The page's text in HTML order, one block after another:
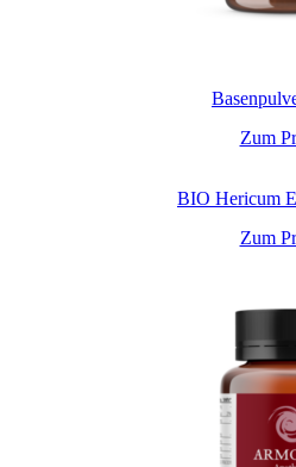
Zum
BIO Hericum
Zum